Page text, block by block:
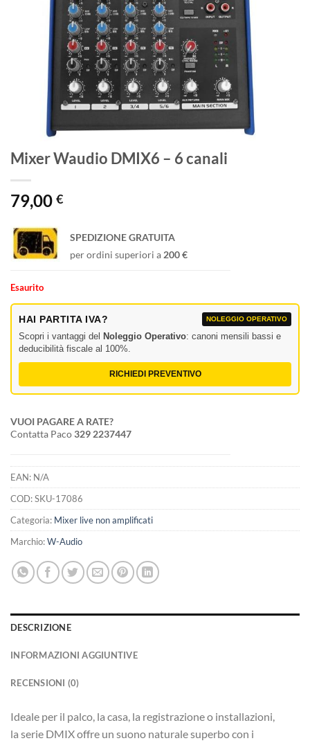
Mixer Waudio DMIX6 – 6 canali
79,00 €
SPEDIZIONE GRATUITA
per ordini superiori a200 €
Esaurito
HAI PARTITA IVA? NOLEGGIO OPERATIVO
Scopri i vantaggi del Noleggio Operativo: canoni mensili bassi e
deducibilità fiscale al 100%.
RICHIEDI PREVENTIVO
VUOI PAGARE A RATE?
Contatta Paco329 2237447
EAN: N/A
COD:SKU-17086
Categoria: Mixer live non amplificati
Marchio:W-Audio
DESCRIZIONE
INFORMAZIONI AGGIUNTIVE
RECENSIONI (0)
Ideale per il palco, la casa, la registrazione o installazioni,
la serie DMIX offre un suono naturale superbo con i